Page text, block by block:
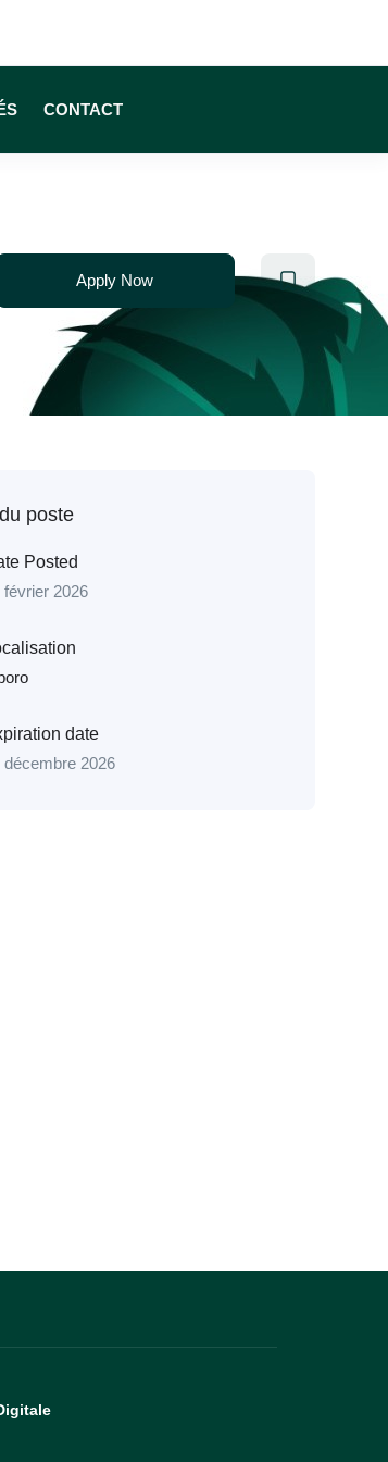
CONTACT
Apply Now
poste
Posted
février 2026
date
décembre 2026